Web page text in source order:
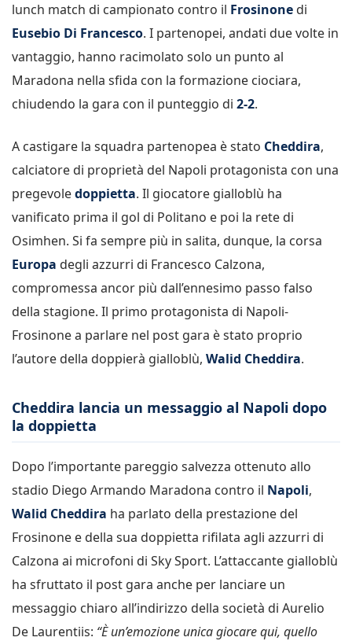
lunch match di campionato contro il Frosinone di
Eusebio Di Francesco. I partenopei, andati due volte in
vantaggio, hanno racimolato solo un punto al
Maradona nella sfida con la formazione ciociara,
chiudendo la gara con il punteggio di 2-2.
A castigare la squadra partenopea è stato Cheddira,
calciatore di proprietà del Napoli protagonista con una
pregevoledoppietta. Il giocatore gialloblù ha
vanificato prima il gol di Politano e poi la rete di
Osimhen. Si fa sempre più in salita, dunque, la corsa
Europa degli azzurri di Francesco Calzona,
compromessa ancor più dall’ennesimo passo falso
della stagione. Il primo protagonista di Napoli-
Frosinone a parlare nel post gara è stato proprio
l’autore della doppierà gialloblù, Walid Cheddira.
Cheddira lancia un messaggio al Napoli dopo
la doppietta
Dopo l’importante pareggio salvezza ottenuto allo
stadio Diego Armando Maradona contro il Napoli,
Walid Cheddira ha parlato della prestazione del
Frosinone e della sua doppietta rifilata agli azzurri di
Calzona ai microfoni di Sky Sport. L’attaccante gialloblù
ha sfruttato il post gara anche per lanciare un
messaggio chiaro all’indirizzo della società di Aurelio
De Laurentiis: “È un’emozione unica giocare qui, quello